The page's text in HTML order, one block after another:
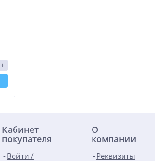
+
Кабинет
покупателя
Войти /
О
компании
Реквизиты